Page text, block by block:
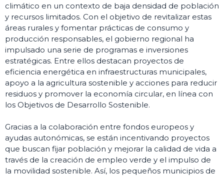
climático en un contexto de baja densidad de población
y recursos limitados. Con el objetivo de revitalizar estas
áreas rurales y fomentar prácticas de consumo y
producción responsables, el gobierno regional ha
impulsado una serie de programas e inversiones
estratégicas. Entre ellos destacan proyectos de
eficiencia energética en infraestructuras municipales,
apoyo a la agricultura sostenible y acciones para reducir
residuos y promover la economía circular, en línea con
los Objetivos de Desarrollo Sostenible.
Gracias a la colaboración entre fondos europeos y
ayudas autonómicas, se están incentivando proyectos
que buscan fijar población y mejorar la calidad de vida a
través de la creación de empleo verde y el impulso de
la movilidad sostenible. Así, los pequeños municipios de